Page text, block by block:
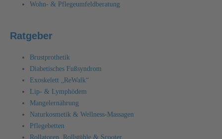
Wohn- & Pflegeumfeldberatung
Ratgeber
Brustprothetik
Diabetisches Fußsyndrom
Exoskelett „ReWalk“
Lip- & Lymphödem
Mangelernährung
Naturkosmetik & Wellness-Massagen
Pflegebetten
Rollatoren, Rollstühle & Scooter